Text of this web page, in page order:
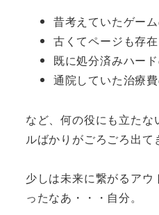
昔考えていたゲー
古くてページも存
既に処分済みハー
通院していた治療
など、何の役にも立たな
ルばかりがごろごろ出て
少しは未来に繋がるア
ったなあ・・・自分。